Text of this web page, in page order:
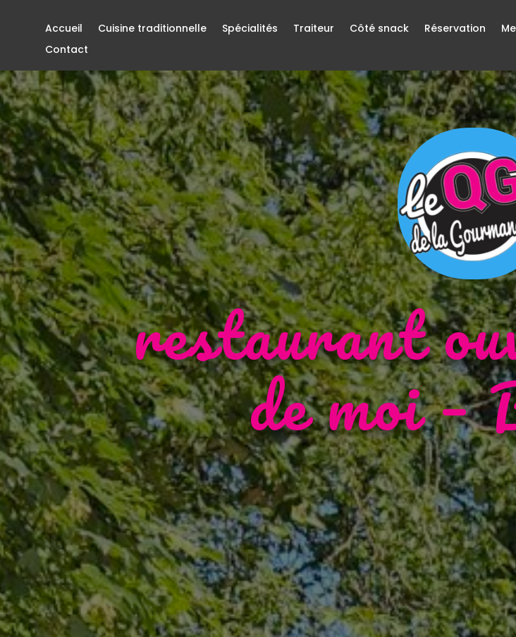
Accueil Cuisine traditionnelle Spécialités Traiteur Côté snack Réservation
Contact
restaurant
de moi